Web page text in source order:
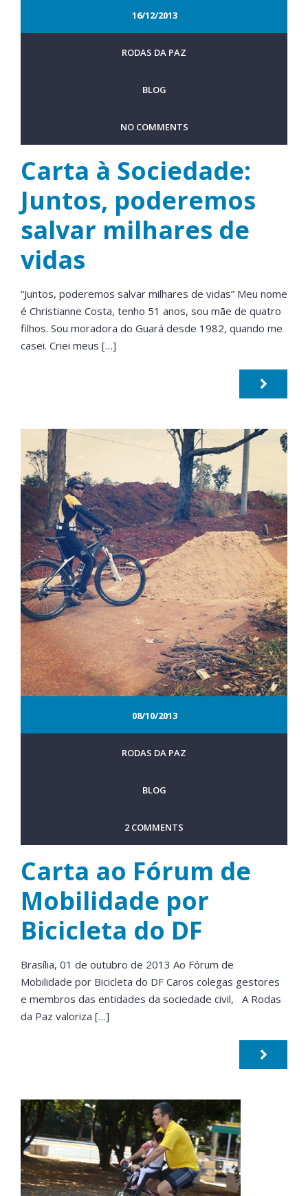
16/12/2013
RODAS DA PAZ
BLOG
NO COMMENTS
Carta à Sociedade:
Juntos, poderemos
salvar milhares de
vidas
“Juntos, poderemos salvar milhares de vidas” Meu nome
é Christianne Costa, tenho 51 anos, sou mãe de quatro
filhos. Sou moradora do Guará desde 1982, quando me
casei. Criei meus […]
08/10/2013
RODAS DA PAZ
BLOG
2 COMMENTS
Carta ao Fórum de
Mobilidade por
Bicicleta do DF
Brasília, 01 de outubro de 2013 Ao Fórum de
Mobilidade por Bicicleta do DF Caros colegas gestores
e membros das entidades da sociedade civil, A Rodas
da Paz valoriza […]